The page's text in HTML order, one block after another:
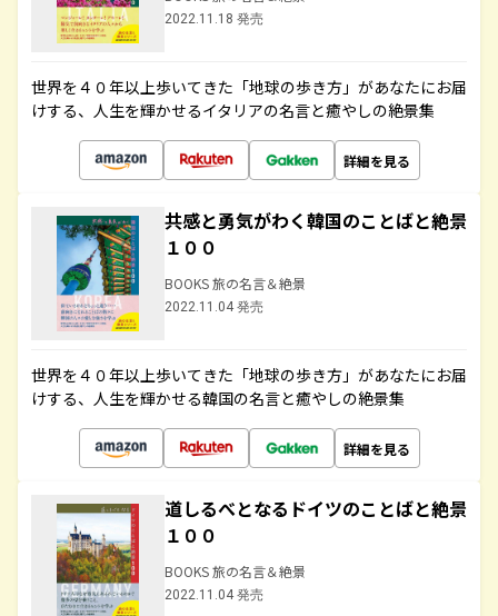
2022.11.18 発売
世界を４０年以上歩いてきた「地球の歩き方」があなたにお届
けする、人生を輝かせるイタリアの名言と癒やしの絶景集
詳細を見る
共感と勇気がわく韓国のことばと絶景
１００
BOOKS 旅の名言＆絶景
2022.11.04 発売
世界を４０年以上歩いてきた「地球の歩き方」があなたにお届
けする、人生を輝かせる韓国の名言と癒やしの絶景集
詳細を見る
道しるべとなるドイツのことばと絶景
１００
BOOKS 旅の名言＆絶景
2022.11.04 発売